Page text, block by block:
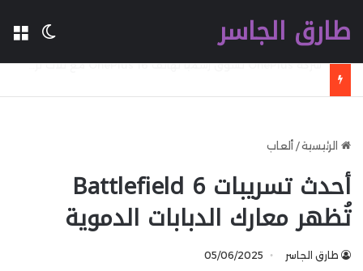
طارق الجاسر
الرئيسية/ ألعاب
أحدث تسريبات Battlefield 6
تُظهر معارك الدبابات الدموية
طارق الجاسر 05/06/2025